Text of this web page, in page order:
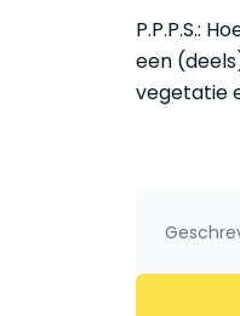
P.P.P.S.:
een
vegetatie